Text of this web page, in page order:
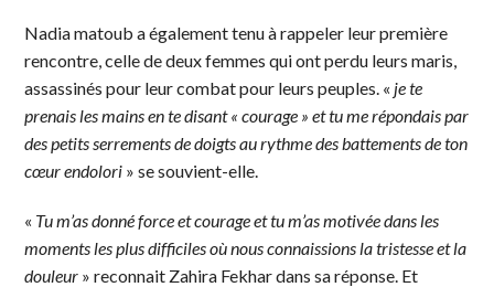
Nadia matoub a également tenu à rappeler leur première
rencontre, celle de deux femmes qui ont perdu leurs maris,
assassinés pour leur combat pour leurs peuples. « je te
prenais les mains en te disant « courage » et tu me répondais par
des petits serrements de doigts au rythme des battements de ton
cœur endolori » se souvient-elle.
« Tu m’as donné force et courage et tu m’as motivée dans les
moments les plus difficiles où nous connaissions la tristesse et la
douleur » reconnait Zahira Fekhar dans sa réponse. Et